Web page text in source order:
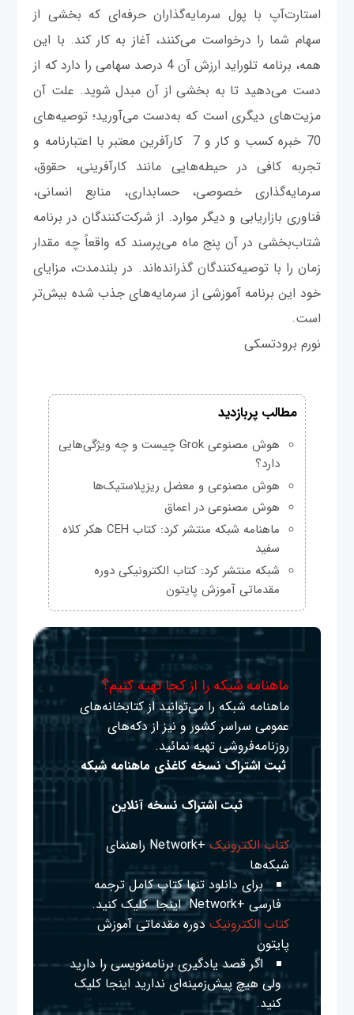
استارت‌آپ با پول سرمايه‌گذاران حرفه‌ای که بخشی از
سهام شما را درخواست می‌کنند، آغاز به‌ کار کند. با اين‌
همه، برنامه تلورايد ارزش آن 4 درصد سهامی را دارد که از
دست می‌دهيد تا به بخشی از آن مبدل شويد. علت آن
مزيت‌های ‌ديگری است که به‌دست می‌آوريد؛ توصيه‌های
70 خبره کسب‌ و کار و 7 کارآفرين معتبر با اعتبارنامه‌ و
تجربه کافی در حيطه‌هایی مانند کارآفرينی، حقوق،
سرمايه‌گذاری خصوصی، حسابداری، منابع انسانی،
فناوری بازاريابی و ديگر موارد. از شرکت‌کنندگان در برنامه
شتاب‌بخشی در آن پنج ماه می‌پرسند که واقعاً چه مقدار
زمان را با توصيه‌کنندگان گذرانده‌اند. در بلندمدت، مزايای
خود اين برنامه آموزشی از سرمايه‌های جذب ‌شده بيش‌تر
است.
نورم برودتسکی
مطالب پربازدید
هوش مصنوعی Grok چیست و چه ویژگی‌هایی
دارد؟
هوش مصنوعی و معضل ریزپلاستیک‌ها
هوش مصنوعی در اعماق
ماهنامه شبکه منتشر کرد: کتاب CEH هکر کلاه
سفید
شبکه منتشر کرد: کتاب الکترونیکی دوره
مقدماتی آموزش پایتون
ماهنامه شبکه را از کجا تهیه کنیم؟
ماهنامه شبکه را می‌توانید از کتابخانه‌های
عمومی سراسر کشور و نیز از دکه‌های
روزنامه‌فروشی تهیه نمائید.
ثبت اشتراک نسخه کاغذی ماهنامه شبکه
ثبت اشتراک نسخه آنلاین
کتاب الکترونیک
+Network راهنمای
شبکه‌ها
برای دانلود تنها کتاب کامل ترجمه
فارسی +Network
اینجا کلیک کنید.
کتاب الکترونیک دوره مقدماتی آموزش
پایتون
اگر قصد یادگیری برنامه‌نویسی را دارید
ولی هیچ پیش‌زمینه‌ای نداریداینجا کلیک
کنید.